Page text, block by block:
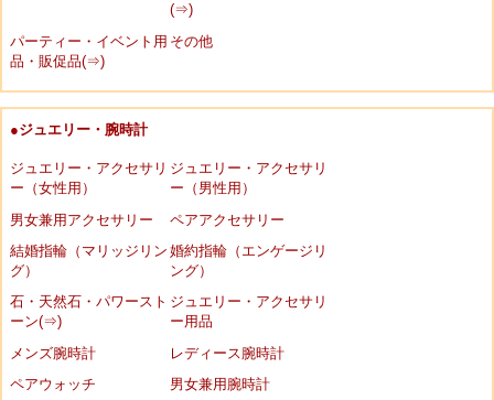
(⇒)
パーティー・イベント用
品・販促品(⇒)
その他
●ジュエリー・腕時計
ジュエリー・アクセサリ
ー（女性用）
ジュエリー・アクセサリ
ー（男性用）
男女兼用アクセサリー
ペアアクセサリー
結婚指輪（マリッジリン
グ）
婚約指輪（エンゲージリ
ング）
石・天然石・パワースト
ーン(⇒)
ジュエリー・アクセサリ
ー用品
メンズ腕時計
レディース腕時計
ペアウォッチ
男女兼用腕時計